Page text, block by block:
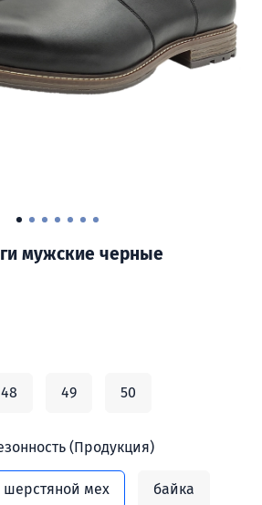
мужские черные
48 49 50
(Продукция)
шерстяной мех байка